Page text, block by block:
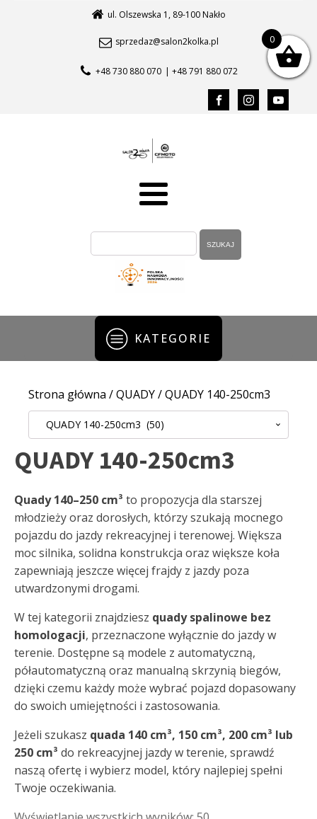
ul. Olszewska 1, 89-100 Nakło
sprzedaz@salon2kolka.pl
+48 730 880 070 | +48 791 880 072
KATEGORIE
Strona główna /QUADY/ QUADY 140-250cm3
QUADY 140-250cm3 (50)
QUADY 140-250cm3
Quady 140–250 cm³ to propozycja dla starszej
młodzieży oraz dorosłych, którzy szukają mocnego
pojazdu do jazdy rekreacyjnej i terenowej. Większa
moc silnika, solidna konstrukcja oraz większe koła
zapewniają jeszcze więcej frajdy z jazdy poza
utwardzonymi drogami.
W tej kategorii znajdziesz quady spalinowe bez
homologacji, przeznaczone wyłącznie do jazdy w
terenie. Dostępne są modele z automatyczną,
półautomatyczną oraz manualną skrzynią biegów,
dzięki czemu każdy może wybrać pojazd dopasowany
do swoich umiejętności i zastosowania.
Jeżeli szukasz quada 140 cm³, 150 cm³, 200 cm³ lub
250 cm³ do rekreacyjnej jazdy w terenie, sprawdź
naszą ofertę i wybierz model, który najlepiej spełni
Twoje oczekiwania.
0